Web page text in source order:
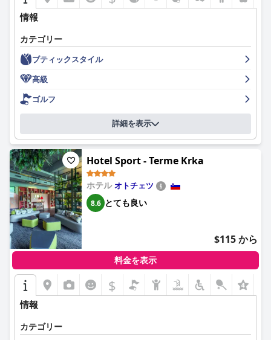
情報
カテゴリー
ブティックスタイル
高級
ゴルフ
詳細を表示
Hotel Sport - Terme Krka
ホテルオトチェツ
8.6 とても良い
$115 から
料金を表示
$
情報
カテゴリー